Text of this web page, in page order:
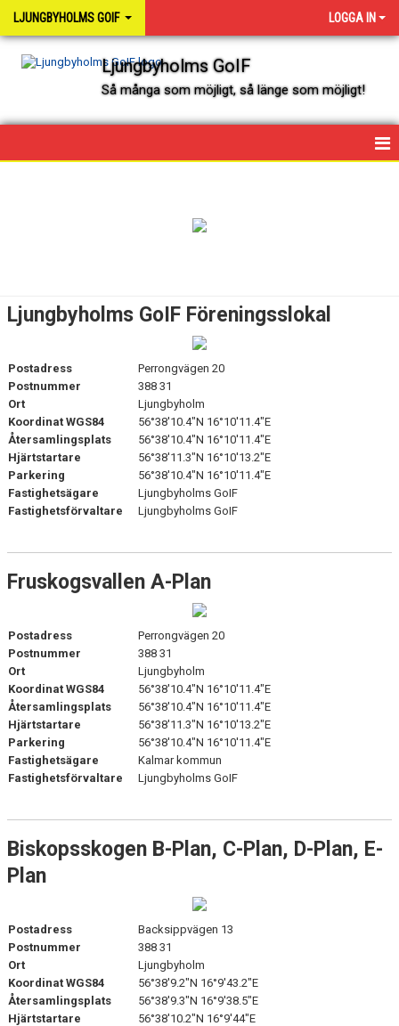
LJUNGBYHOLMS GOIF LOGGA IN
Ljungbyholms GoIF
Så många som möjligt, så länge som möjligt!
FÖRENINGSKLÄDER
FÖRENINGSSPONSORER
FÖRENINGENS STYRELSE
Ljungbyholms GoIF Föreningsslokal
Postadress
Perrongvägen 20
Postnummer
388 31
Ort
Ljungbyholm
Koordinat WGS84
56°38'10.4"N 16°10'11.4"E
Återsamlingsplats
56°38'10.4"N 16°10'11.4"E
Hjärtstartare
56°38'11.3"N 16°10'13.2"E
Parkering
56°38'10.4"N 16°10'11.4"E
Fastighetsägare
Ljungbyholms GoIF
Fastighetsförvaltare
Ljungbyholms GoIF
Fruskogsvallen A-Plan
Postadress
Perrongvägen 20
Postnummer
388 31
Ort
Ljungbyholm
Koordinat WGS84
56°38'10.4"N 16°10'11.4"E
Återsamlingsplats
56°38'10.4"N 16°10'11.4"E
Hjärtstartare
56°38'11.3"N 16°10'13.2"E
Parkering
56°38'10.4"N 16°10'11.4"E
Fastighetsägare
Kalmar kommun
Fastighetsförvaltare
Ljungbyholms GoIF
Biskopsskogen B-Plan, C-Plan, D-Plan, E-
Plan
Postadress
Backsippvägen 13
Postnummer
388 31
Ort
Ljungbyholm
Koordinat WGS84
56°38'9.2"N 16°9'43.2"E
Återsamlingsplats
56°38'9.3"N 16°9'38.5"E
Hjärtstartare
56°38'10.2"N 16°9'44"E